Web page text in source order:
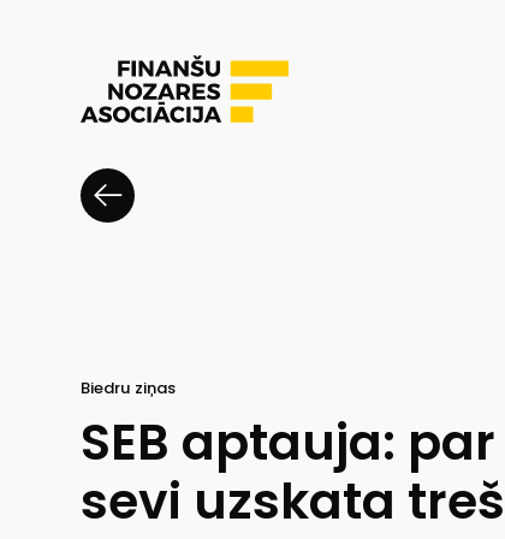
Biedru ziņas
SEB aptauja:
sevi uzskata